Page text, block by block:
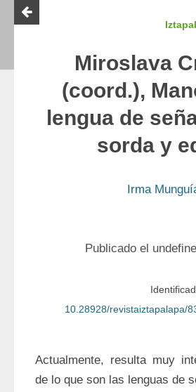
Miroslava
(coord.),
lengua de
sorda y
Irma
Publicado el
10.28928/revistaiztapalapa/
Actualmente, resulta muy
de lo que son las lenguas de